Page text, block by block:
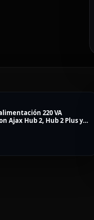
220 VA
Ajax Hub 2, Hub 2 Plus y